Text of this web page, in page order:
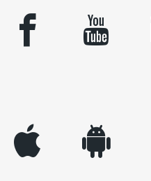
facebook youtube
appleinc android